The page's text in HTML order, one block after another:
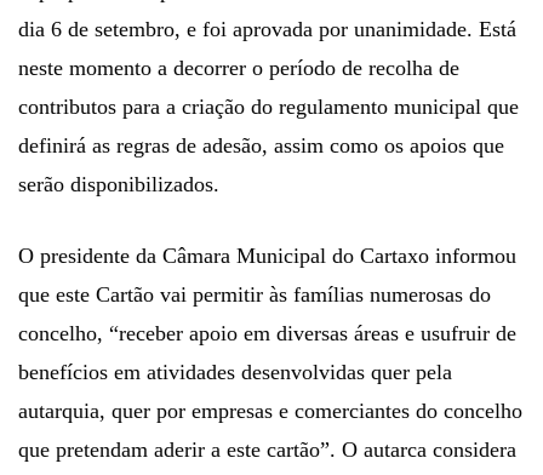
dia 6 de setembro, e foi aprovada por unanimidade. Está
neste momento a decorrer o período de recolha de
contributos para a criação do regulamento municipal que
definirá as regras de adesão, assim como os apoios que
serão disponibilizados.
O presidente da Câmara Municipal do Cartaxo informou
que este Cartão vai permitir às famílias numerosas do
concelho, “receber apoio em diversas áreas e usufruir de
benefícios em atividades desenvolvidas quer pela
autarquia, quer por empresas e comerciantes do concelho
que pretendam aderir a este cartão”. O autarca considera